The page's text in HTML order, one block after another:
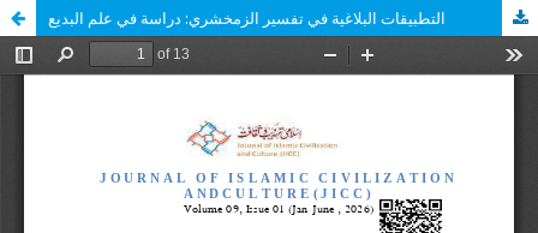
التطبيقات البلاغية في تفسير الزمخشري: دراسة في علم البديع